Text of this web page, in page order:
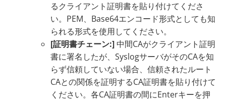
るクライアント証明書を貼り付けてくださ
い。PEM、Base64エンコード形式としても知
られる形式を使用してください。
[証明書チェーン:] 中間CAがクライアント証明
書に署名したが、SyslogサーバがそのCAを知
らず信頼していない場合、信頼されたルート
CAとの関係を証明するCA証明書を貼り付けて
ください。各CA証明書の間にEnterキーを押